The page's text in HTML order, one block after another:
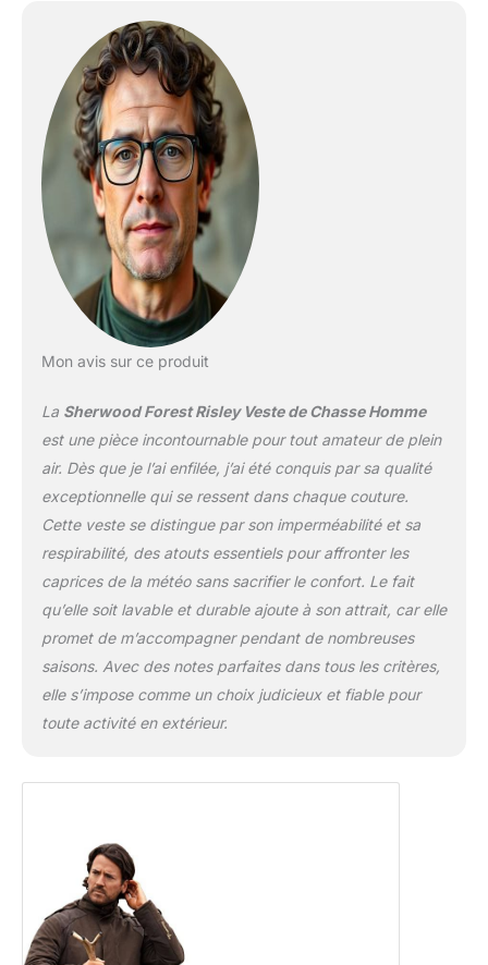
Mon avis sur ce produit
La Sherwood Forest Risley Veste de Chasse Homme
est une pièce incontournable pour tout amateur de plein
air. Dès que je l’ai enfilée, j’ai été conquis par sa qualité
exceptionnelle qui se ressent dans chaque couture.
Cette veste se distingue par son imperméabilité et sa
respirabilité, des atouts essentiels pour affronter les
caprices de la météo sans sacrifier le confort. Le fait
qu’elle soit lavable et durable ajoute à son attrait, car elle
promet de m’accompagner pendant de nombreuses
saisons. Avec des notes parfaites dans tous les critères,
elle s’impose comme un choix judicieux et fiable pour
toute activité en extérieur.